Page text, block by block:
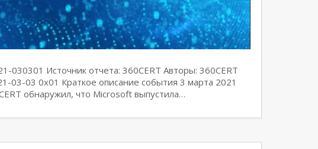
030301 Источник отчета: 360CERT Авторы: 360CERT
03-03 0x01 Краткое описание события 3 марта 2021
обнаружил, что Microsoft выпустила…